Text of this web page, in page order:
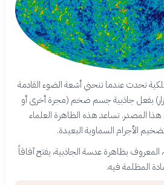
تحدث عندما تنحني أشعة الضوء القادمة
بفعل جاذبية جسم ضخم (مجرة أخرى أو
المصدر. تساعد هذه الظاهرة العلماء
الأجرام السماوية البعيدة.
المعروف بظاهرة عدسة الجاذبية، يفتح آفاقاً
المظلمة فيه.